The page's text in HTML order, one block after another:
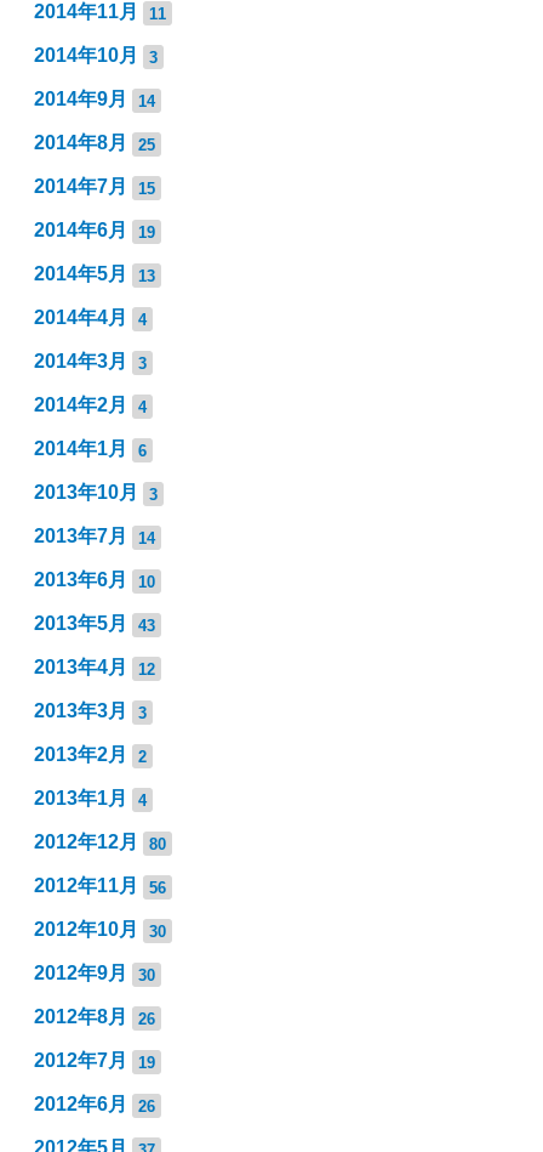
2014年11月 11
2014年10月 3
2014年9月 14
2014年8月 25
2014年7月 15
2014年6月 19
2014年5月 13
2014年4月 4
2014年3月 3
2014年2月 4
2014年1月 6
2013年10月 3
2013年7月 14
2013年6月 10
2013年5月 43
2013年4月 12
2013年3月 3
2013年2月 2
2013年1月 4
2012年12月 80
2012年11月 56
2012年10月 30
2012年9月 30
2012年8月 26
2012年7月 19
2012年6月 26